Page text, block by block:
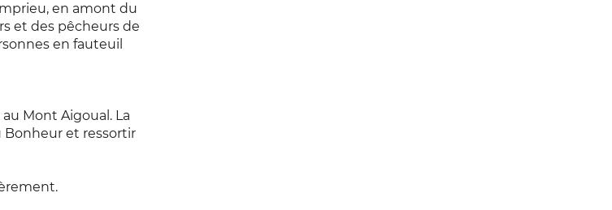
en amont du
et des pêcheurs de
en fauteuil
Mont Aigoual. La
Bonheur et ressortir